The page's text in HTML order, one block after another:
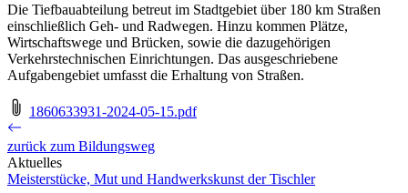
Die Tiefbauabteilung betreut im Stadtgebiet über 180 km Straßen
einschließlich Geh- und Radwegen. Hinzu kommen Plätze,
Wirtschaftswege und Brücken, sowie die dazugehörigen
Verkehrstechnischen Einrichtungen. Das ausgeschriebene
Aufgabengebiet umfasst die Erhaltung von Straßen.
1860633931-2024-05-15.pdf
zurück zum Bildungsweg
Aktuelles
Meisterstücke, Mut und Handwerkskunst der Tischler